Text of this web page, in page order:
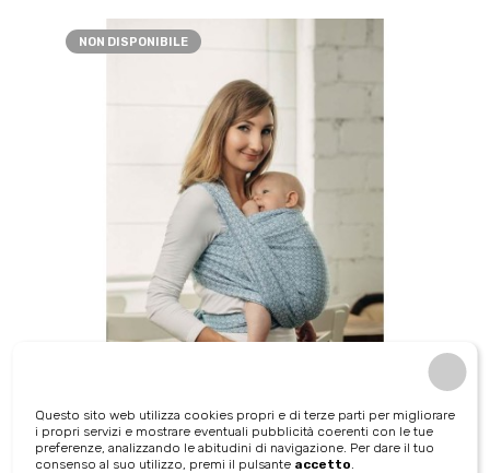
NON DISPONIBILE
FASCE PORTA BEBÈ
Baby Sling - Sky blu
Questo sito web utilizza cookies propri e di terze parti per migliorare
i propri servizi e mostrare eventuali pubblicità coerenti con le tue
preferenze, analizzando le abitudini di navigazione. Per dare il tuo
consenso al suo utilizzo, premi il pulsante accetto